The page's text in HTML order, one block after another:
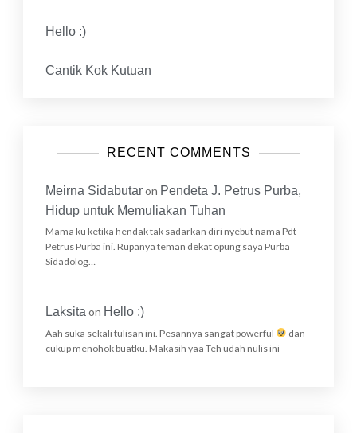
Hello :)
Cantik Kok Kutuan
RECENT COMMENTS
Meirna Sidabutaron Pendeta J. Petrus Purba,
Hidup untuk Memuliakan Tuhan
Mama ku ketika hendak tak sadarkan diri nyebut nama Pdt
Petrus Purba ini. Rupanya teman dekat opung saya Purba
Sidadolog…
Laksita on Hello :)
Aah suka sekali tulisan ini. Pesannya sangat powerful
dan
cukup menohok buatku. Makasih yaa Teh udah nulis ini